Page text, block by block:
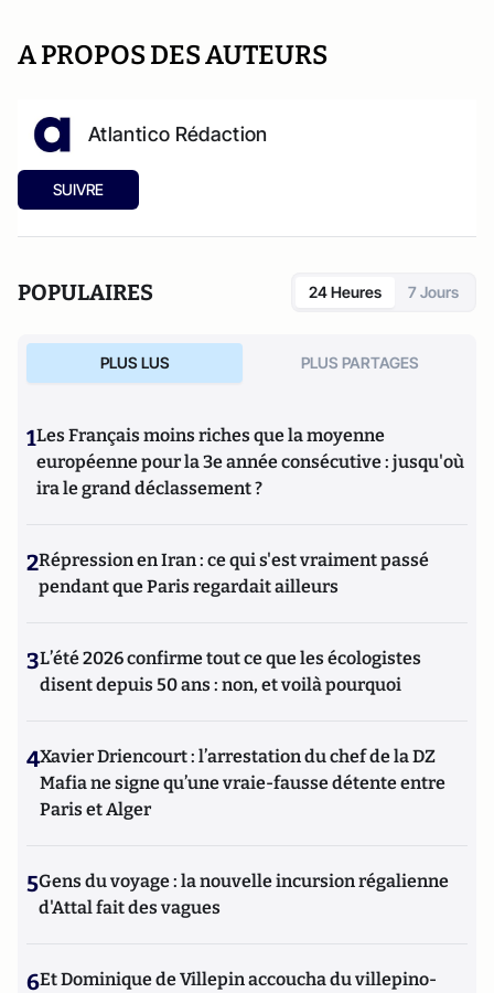
A PROPOS DES AUTEURS
Atlantico Rédaction
SUIVRE
POPULAIRES 24 Heures 7 Jours
PLUS LUS PLUS PARTAGES
1Les Français moins riches que la moyenne
européenne pour la 3e année consécutive : jusqu'où
ira le grand déclassement ?
2Répression en Iran : ce qui s'est vraiment passé
pendant que Paris regardait ailleurs
3L’été 2026 confirme tout ce que les écologistes
disent depuis 50 ans : non, et voilà pourquoi
4Xavier Driencourt : l’arrestation du chef de la DZ
Mafia ne signe qu’une vraie-fausse détente entre
Paris et Alger
5Gens du voyage : la nouvelle incursion régalienne
d'Attal fait des vagues
6Et Dominique de Villepin accoucha du villepino-